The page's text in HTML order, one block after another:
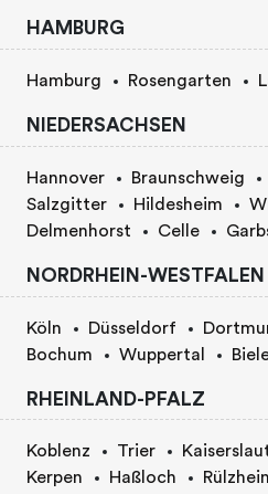
HAMBURG
Hamburg Rosengarten
NIEDERSACHSEN
Hannover Braunschweig
Salzgitter
Hildesheim
Delmenhorst
Celle
NORDRHEIN-WESTFALEN
Köln Düsseldorf
Bochum
Wuppertal
RHEINLAND-PFALZ
Koblenz Trier
Kerpen
Haßloch